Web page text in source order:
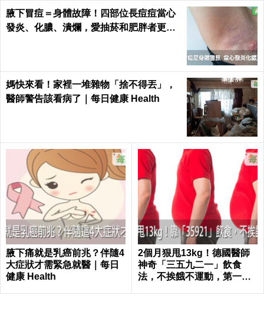
腋下冒痘＝身體故障！四部位長痘痘當心
發炎、化膿、潰爛，愛抽菸和肥胖者更要
媽快來看！家裡一堆雜物「捨不得丟」，
醫師警告該看病了｜每日健康 Health
腋下痛就是乳癌前兆？伴隨4
大症狀才需緊急就醫｜每日
健康 Health
2個月狠甩13kg！德國醫師
神奇「三五九二一」飲食
法，不挨餓不運動，第一個